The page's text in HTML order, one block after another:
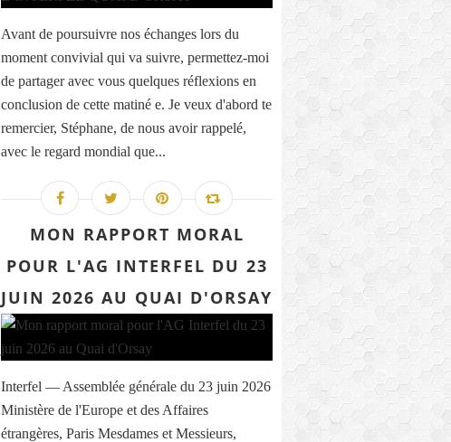
Avant de poursuivre nos échanges lors du
moment convivial qui va suivre, permettez-moi
de partager avec vous quelques réflexions en
conclusion de cette matiné e. Je veux d'abord te
remercier, Stéphane, de nous avoir rappelé,
avec le regard mondial que...
MON RAPPORT MORAL
POUR L'AG INTERFEL DU 23
JUIN 2026 AU QUAI D'ORSAY
Interfel — Assemblée générale du 23 juin 2026
Ministère de l'Europe et des Affaires
étrangères, Paris Mesdames et Messieurs,